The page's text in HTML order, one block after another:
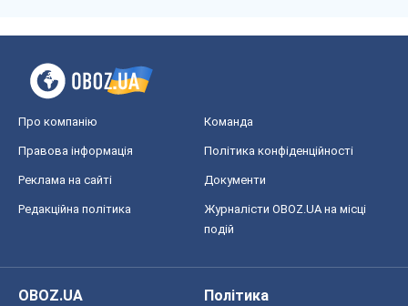
Про компанію Команда
Правова інформація Політика конфіденційності
Реклама на сайті Документи
Редакційна політика
Журналісти OBOZ.UA на місці
подій
OBOZ.UA
Політика